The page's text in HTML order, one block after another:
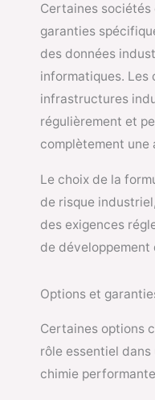
Certaines
garanties
des données
informatiques.
infrastructures
régulièrement et
complètement une
Le choix de la
de risque
des exigences
de développement
Options et
Certaines options
rôle essentiel
chimie